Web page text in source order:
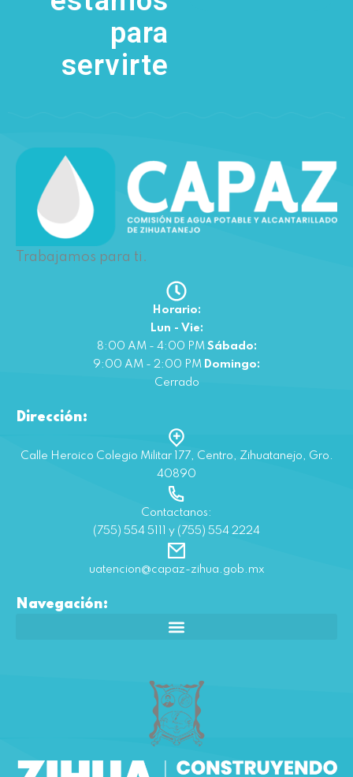
para
servirte
Trabajamos para ti.
Horario:
Lun - Vie:
8:00 AM - 4:00 PM Sábado:
9:00 AM - 2:00 PM Domingo:
Cerrado
Dirección:
Calle Heroico Colegio Militar 177, Centro, Zihuatanejo, Gro.
40890
Contactanos:
(755) 554 5111 y (755) 554 2224
uatencion@capaz-zihua.gob.mx
Navegación: